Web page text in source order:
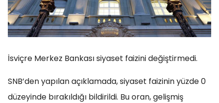
İsviçre Merkez Bankası siyaset faizini değiştirmedi.
SNB’den yapılan açıklamada, siyaset faizinin yüzde 0
düzeyinde bırakıldığı bildirildi. Bu oran, gelişmiş